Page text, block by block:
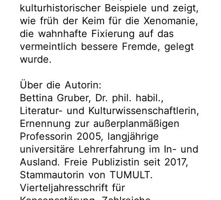
kulturhistorischer Beispiele und zeigt,
wie früh der Keim für die Xenomanie,
die wahnhafte Fixierung auf das
vermeintlich bessere Fremde, gelegt
wurde.
Über die Autorin:
Bettina Gruber, Dr. phil. habil.,
Literatur- und Kulturwissenschaftlerin,
Ernennung zur außerplanmäßigen
Professorin 2005, langjährige
universitäre Lehrerfahrung im In- und
Ausland. Freie Publizistin seit 2017,
Stammautorin von TUMULT.
Vierteljahresschrift für